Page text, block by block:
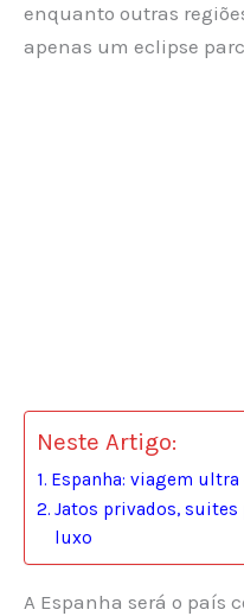
enquanto outras
apenas um eclipse
Neste Artigo:
Espanha: viagem
Jatos privados,
luxo
A Espanha será o país